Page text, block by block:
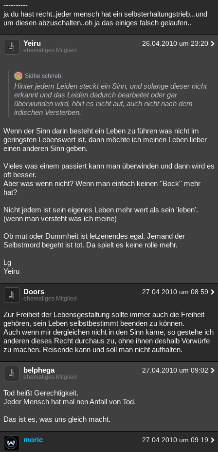
----------
ja du hast recht..jeder mensch hat ein selbsterhaltungstrieb...und
um diesen abzuschalten..oh ja das einiges falsch gelaufen..
Yeiru 26.04.2010 um 23:20
ehemaliges Mitglied
Sidhe schrieb:
Hinter jedem Leiden steckt ein Sinn, und solange dieser nicht
erkannt und das Leiden dadurch bearbeitet oder gar
überwunden wird, hört es nicht auf, auch nicht nach dem
irdischen Versterben.
Wenn der Sinn darin besteht ein Leben zu führen was nicht im
geringsten Lebenswert ist, dann möchte ich meinen Leben lieber
einen anderen Sinn geben.
Vieles was einem passiert kann man überwinden und dann wird es
oft besser.
Aber was wenn nicht? Wenn man einfach keinen ''Bock'' mehr
hat?
Nicht jedem ist sein eigenes Leben mehr wert als sein 'leben'.
(wenn man versteht was ich meine)
Ob mut oder Dummheit ist letzenendes egal. Jemand der
Selbstmord begeht ist tot. Da spielt es keine rolle mehr.
Lg
Yeiru
Doors 27.04.2010 um 08:59
ehemaliges Mitglied
Zur Freiheit der Lebensgestaltung sollte immer auch die Freiheit
gehören, sein Leben selbstbestimmt beenden zu können.
Auch wenn mir dergleichen nicht in den Sinn käme, so gestehe ich
anderen dieses Recht durchaus zu, ohne ihnen deshalb Vorwürfe
zu machen. Reisende kann und soll man nicht aufhalten.
belphega 27.04.2010 um 09:02
ehemaliges Mitglied
Tod heißt Gerechtigkeit.
Jeder Mensch hat mal nen Anfall von Tod.
Das ist es, was uns gleich macht.
moric 27.04.2010 um 09:19